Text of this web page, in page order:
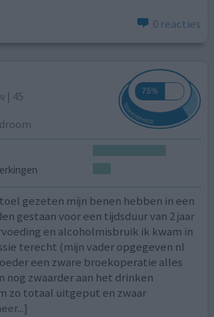
0 reacties
| 45
gezeten mijn benen hebben in een
gestaan voor een tijdsduur van 2 jaar
en alcoholmisbruik ik kwam in
terecht (mijn vader opgegeven nl
een zware broekoperatie alles
nog zwaarder aan het drinken
zo totaal uitgeput en zwaar